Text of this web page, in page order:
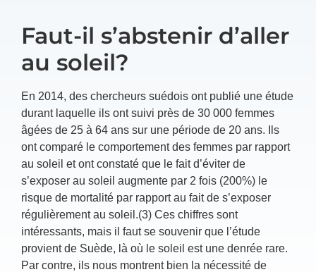
Faut-il s’abstenir d’aller
au soleil?
En 2014, des chercheurs suédois ont publié une étude
durant laquelle ils ont suivi près de 30 000 femmes
âgées de 25 à 64 ans sur une période de 20 ans. Ils
ont comparé le comportement des femmes par rapport
au soleil et ont constaté que le fait d’éviter de
s’exposer au soleil augmente par 2 fois (200%) le
risque de mortalité par rapport au fait de s’exposer
régulièrement au soleil.(3) Ces chiffres sont
intéressants, mais il faut se souvenir que l’étude
provient de Suède, là où le soleil est une denrée rare.
Par contre, ils nous montrent bien la nécessité de